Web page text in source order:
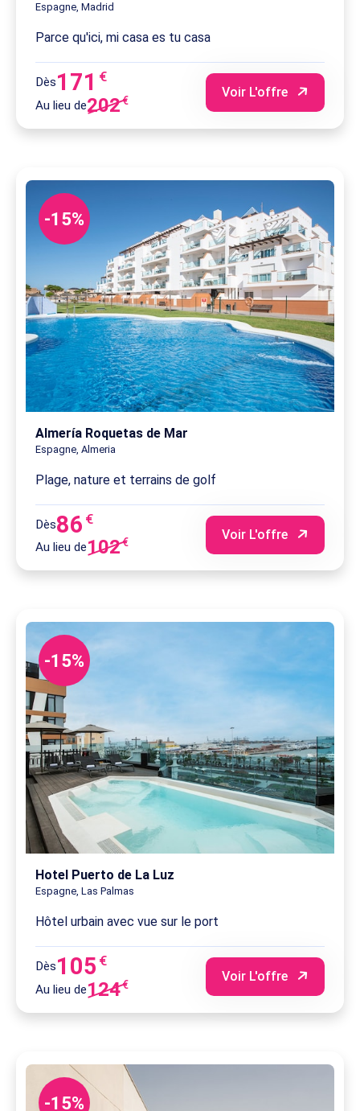
Espagne, Madrid
Parce qu'ici, mi casa es tu casa
Dès171 €
Au lieu de202€
Voir L'offre
-15%
Almería Roquetas de Mar
Espagne, Almeria
Plage, nature et terrains de golf
Dès86 €
Au lieu de102€
Voir L'offre
-15%
Hotel Puerto de La Luz
Espagne, Las Palmas
Hôtel urbain avec vue sur le port
Dès105 €
Au lieu de124€
Voir L'offre
-15%